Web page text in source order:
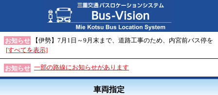
お知らせ
【伊勢】7月1日～9月末まで、道路工事のため、内宮前バス停を
[すべてを表示]
お知らせ 一部の路線にお知らせがあります
車両指定